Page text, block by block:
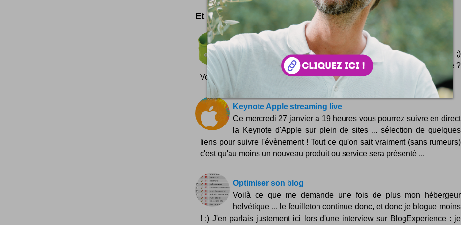
Et aussi ...
iPhone pour les sourds
Un amplificateur audio pour votre iPhone ... façon grand-père ! ;)
Vous avez du mal à capter une conversation avec votre iPhone ?
Vous voulez quelque chose de plus original...
Keynote Apple streaming live
Ce mercredi 27 janvier à 19 heures vous pourrez suivre en direct
la Keynote d'Apple sur plein de sites ... sélection de quelques
liens pour suivre l'évènement ! Tout ce qu'on sait vraiment (sans rumeurs)
c'est qu'au moins un nouveau produit ou service sera présenté ...
Optimiser son blog
Voilà ce que me demande une fois de plus mon hébergeur
helvétique ... le feuilleton continue donc, et donc je blogue moins
! :) J'en parlais justement ici lors d'une interview sur BlogExperience : je